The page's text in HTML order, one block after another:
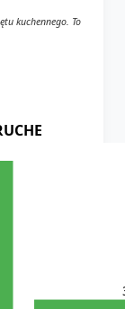
kuchennego. To